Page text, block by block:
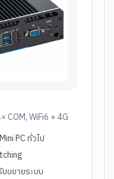
COM, WiFi6 + 4G
PC ทั่วไป
ขยายระบบ